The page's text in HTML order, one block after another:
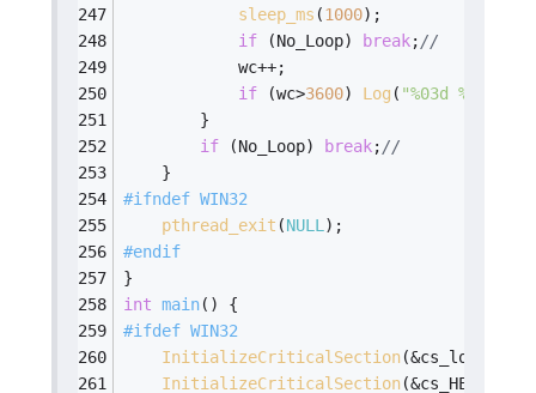
sleep_ms (1000);
if (No_Loop) break;//
            wc++;
if (wc>3600) Log ( "%03d
        }
if (No_Loop) break;//
    }
#ifndef WIN32
pthread_exit (NULL);
#endif
}
int main()
{
#ifdef WIN32
InitializeCriticalSection(&cs_log);
InitializeCriticalSection(&cs_HEX );